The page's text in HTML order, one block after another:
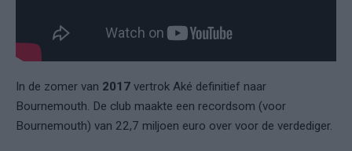
In de zomer van 2017 vertrok Aké definitief naar
Bournemouth. De club maakte een recordsom (voor
Bournemouth) van 22,7 miljoen euro over voor de verdediger.